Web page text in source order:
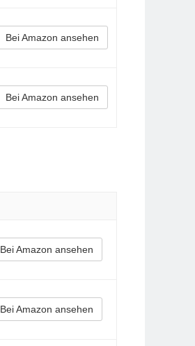
Bei Amazon ansehen
Bei Amazon ansehen
Bei Amazon ansehen
Bei Amazon ansehen